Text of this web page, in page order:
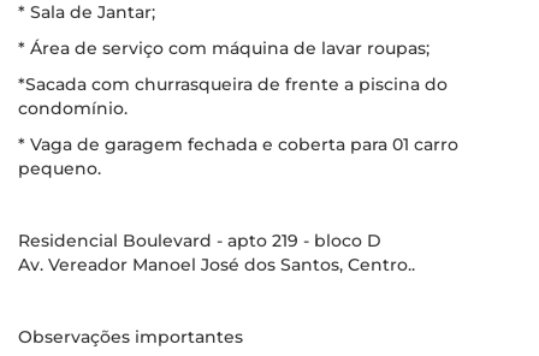
* Sala de Jantar;
* Área de serviço com máquina de lavar roupas;
*Sacada com churrasqueira de frente a piscina do
condomínio.
* Vaga de garagem fechada e coberta para 01 carro
pequeno.
Residencial Boulevard - apto 219 - bloco D
Av. Vereador Manoel José dos Santos, Centro..
Observações importantes